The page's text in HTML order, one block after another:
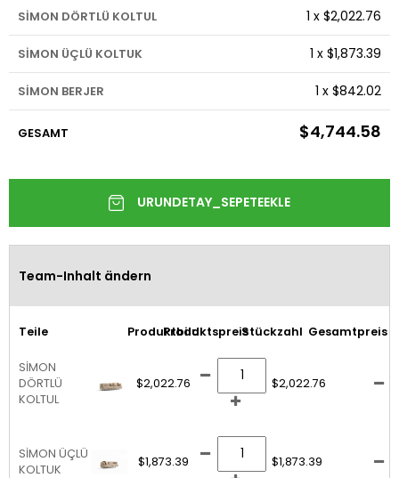
SİMON DÖRTLÜ KOLTUL 1 x $2,022.76
SİMON ÜÇLÜ KOLTUK 1 x $1,873.39
SİMON BERJER 1 x $842.02
GESAMT $4,744.58
Team-Inhalt ändern
Teile ProduktbildProduktspreisStückzahl Gesamtpreis
SİMON
DÖRTLÜ
KOLTUL
$2,022.76 $2,022.76
SİMON ÜÇLÜ
KOLTUK
$1,873.39 $1,873.39